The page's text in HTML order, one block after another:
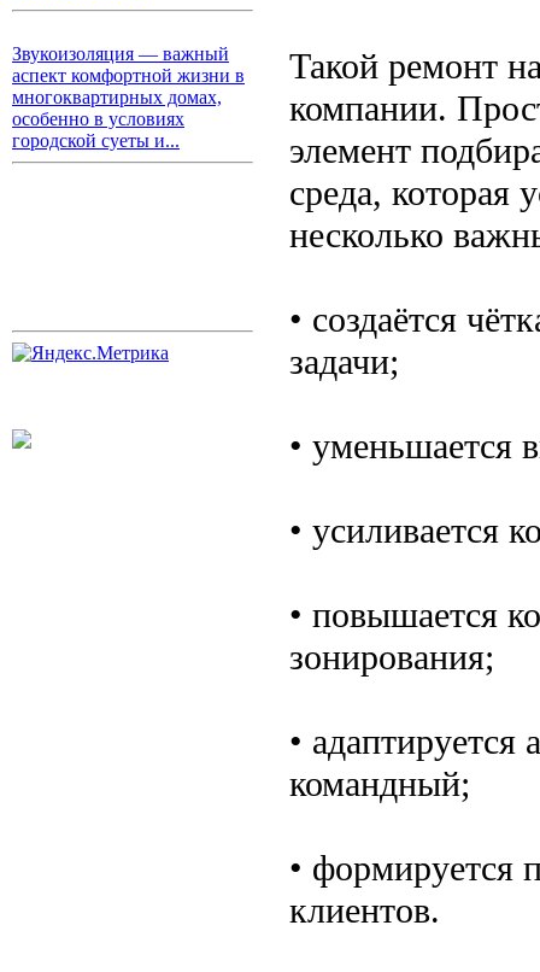
Звукоизоляция — важный
аспект комфортной жизни в
многоквартирных домах,
особенно в условиях
городской суеты и...
Такой ремонт
компании.
элемент
среда, которая
несколько
• создаётся
задачи;
• уменьшается
• усиливается
• повышается
зонирования;
•
командный;
• формируется
клиентов.